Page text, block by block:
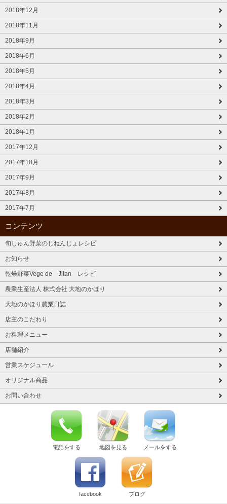
2018年12月
2018年11月
2018年9月
2018年6月
2018年5月
2018年4月
2018年3月
2018年2月
2018年1月
2017年12月
2017年10月
2017年9月
2017年8月
2017年7月
コンテンツ
旬しゅん野菜のじねんじょレシピ
お知らせ
乾燥野菜Vege de Jitan レシピ
農業生産法人 株式会社 大地のかほり
大地のかほり農業日誌
店主のこだわり
お料理メニュー
店舗紹介
営業スケジュール
オリジナル商品
お問い合わせ
電話をする 地図を見る メールをする
facebook ブログ